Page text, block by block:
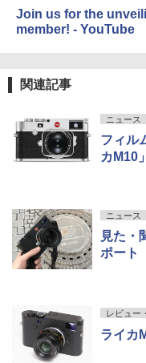
Join us for the
member! - YouTube
関連記事
ニュース
フィル
カM10」
ニュース
見た・
ポート
レビュー
ライカ